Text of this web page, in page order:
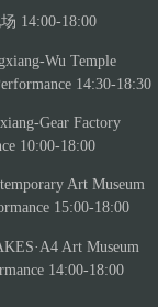
14:00-18:00
Wu Temple
14:30-18:30
Gear Factory
10:00-18:00
Art Museum
15:00-18:00
Art Museum
14:00-18:00